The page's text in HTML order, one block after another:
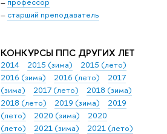
– старший преподаватель
КОНКУРСЫ ППС ДРУГИХ ЛЕТ
2014 2015 (зима)
2015 (лето)
2016 (зима)
2016 (лето)
2017
(зима)
2017 (лето)
2018 (зима)
2018 (лето)
2019 (зима)
2019
(лето)
2020 (зима)
2020
(лето)
2021 (зима)
2021 (лето)